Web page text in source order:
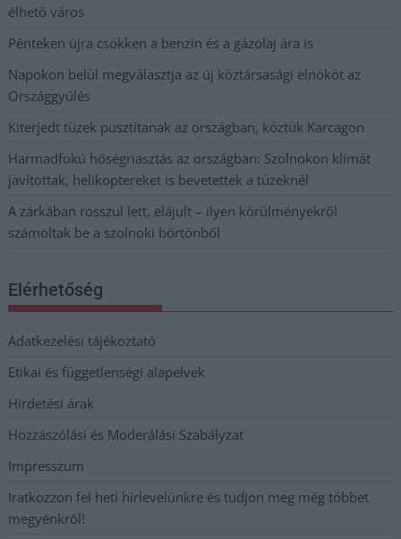
élhető város
Pénteken újra csökken a benzin és a gázolaj ára is
Napokon belül megválasztja az új köztársasági elnököt az
Országgyűlés
Kiterjedt tüzek pusztítanak az országban, köztük Karcagon
Harmadfokú hőségriasztás az országban: Szolnokon klímát
javítottak, helikoptereket is bevetettek a tüzeknél
A zárkában rosszul lett, elájult – ilyen körülményekről
számoltak be a szolnoki börtönből
Elérhetőség
Adatkezelési tájékoztató
Etikai és függetlenségi alapelvek
Hirdetési árak
Hozzászólási és Moderálási Szabályzat
Impresszum
Iratkozzon fel heti hírlevelünkre és tudjon meg még többet
megyénkről!